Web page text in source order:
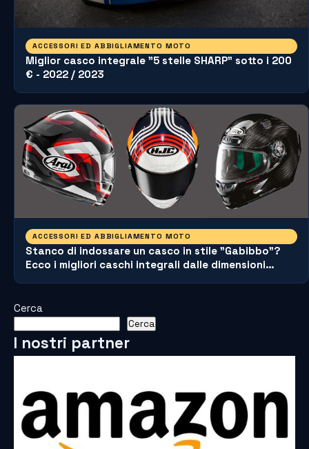
ACCESSORI ED ABBIGLIAMENTO MOTO
Miglior casco integrale "5 stelle SHARP" sotto i 200
€ - 2022 / 2023
ACCESSORI ED ABBIGLIAMENTO MOTO
Stanco di indossare un casco in stile "Gabibbo"?
Ecco i migliori caschi integrali dalle dimensioni
Cerca
Cerca
I nostri partner